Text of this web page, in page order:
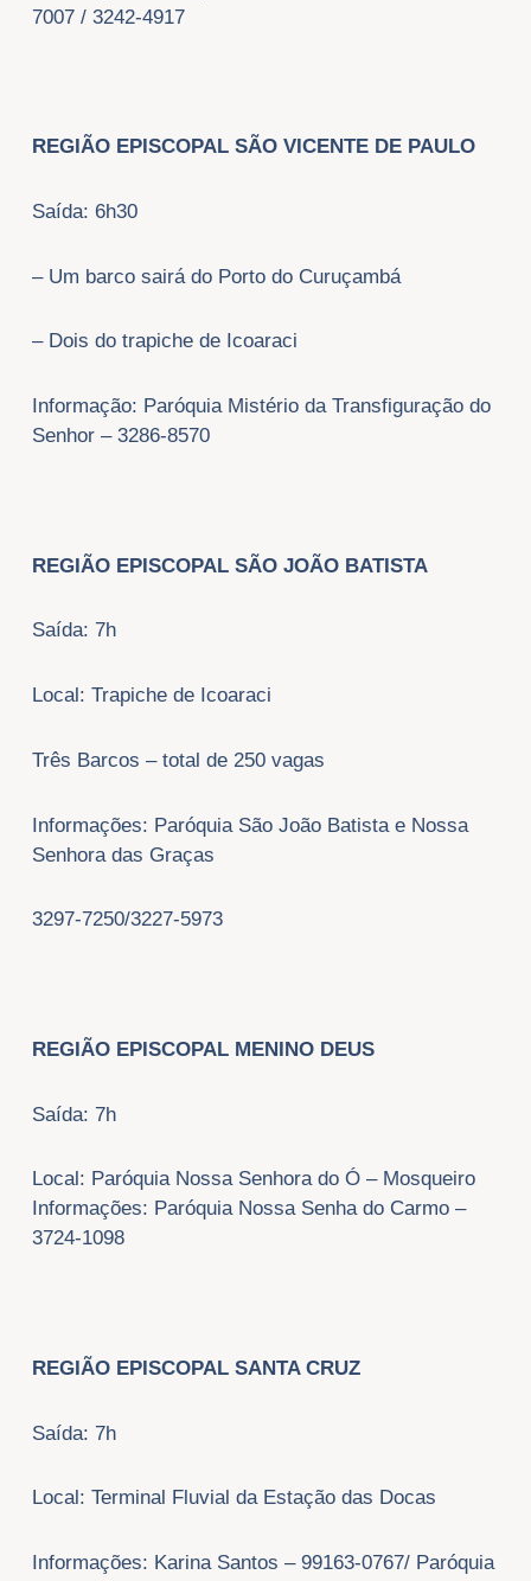
7007 / 3242-4917
REGIÃO EPISCOPAL SÃO VICENTE DE PAULO
Saída: 6h30
– Um barco sairá do Porto do Curuçambá
– Dois do trapiche de Icoaraci
Informação: Paróquia Mistério da Transfiguração do
Senhor – 3286-8570
REGIÃO EPISCOPAL SÃO JOÃO BATISTA
Saída: 7h
Local: Trapiche de Icoaraci
Três Barcos – total de 250 vagas
Informações: Paróquia São João Batista e Nossa
Senhora das Graças
3297-7250/3227-5973
REGIÃO EPISCOPAL MENINO DEUS
Saída: 7h
Local: Paróquia Nossa Senhora do Ó – Mosqueiro
Informações: Paróquia Nossa Senha do Carmo –
3724-1098
REGIÃO EPISCOPAL SANTA CRUZ
Saída: 7h
Local: Terminal Fluvial da Estação das Docas
Informações: Karina Santos – 99163-0767/ Paróquia